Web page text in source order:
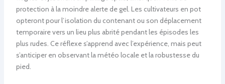
protection à la moindre alerte de gel. Les cultivateurs en pot
opteront pour l’isolation du contenant ou son déplacement
temporaire vers un lieu plus abrité pendant les épisodes les
plus rudes. Ce réflexe s’apprend avec l’expérience, mais peut
s’anticiper en observant la météo locale et la robustesse du
pied.